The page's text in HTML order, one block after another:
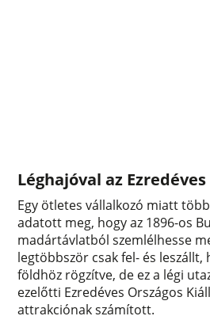
Léghajóval az
Egy ötletes vállalkozó miatt
adatott meg, hogy az 1896-os
madártávlatból szemlélhesse
legtöbbször csak fel- és leszállt,
földhöz rögzítve, de ez a légi
ezelőtti Ezredéves Országos
attrakciónak számított.